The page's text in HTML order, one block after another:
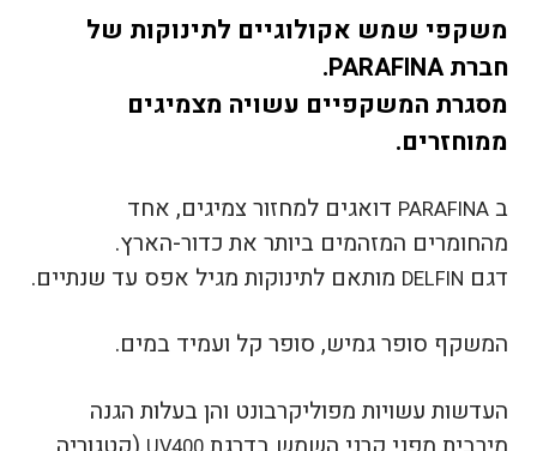
משקפי שמש אקולוגיים לתינוקות של
חברתPARAFINA
.
מסגרת המשקפיים עשויה מצמיגים
ממוחזרים.
ב PARAFINA דואגים למחזור צמיגים, אחד
מהחומרים המזהמים ביותר את כדור-הארץ.
דגם DELFIN מותאם לתינוקות מגיל אפס עד שנתיים.
המשקף סופר גמיש, סופר קל ועמיד במים.
העדשות עשויות מפוליקרבונט והן בעלות הגנה